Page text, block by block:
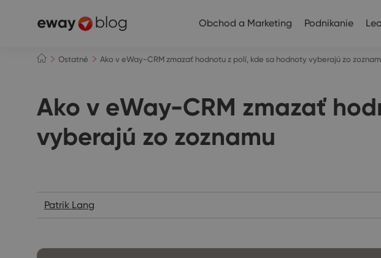
Obchod a Marketing Podnikanie
Ostatné Ako v eWay-CRM zmazať hodnotu z polí, kde sa hodnoty vyberajú zo
Ako v eWay-CRM zmazať
vyberajú zo zoznamu
Patrik Lang